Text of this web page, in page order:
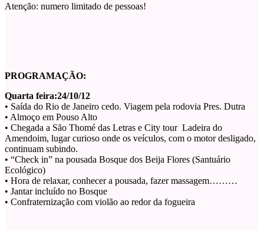
Atenção: numero limitado de pessoas!
PROGRAMAÇÃO:
Quarta feira:24/10/12
• Saída do Rio de Janeiro cedo. Viagem pela rodovia Pres. Dutra
• Almoço em Pouso Alto
• Chegada a São Thomé das Letras e City tour Ladeira do
Amendoim, lugar curioso onde os veículos, com o motor desligado,
continuam subindo.
• “Check in” na pousada Bosque dos Beija Flores (Santuário
Ecológico)
• Hora de relaxar, conhecer a pousada, fazer massagem………
• Jantar incluído no Bosque
• Confraternização com violão ao redor da fogueira